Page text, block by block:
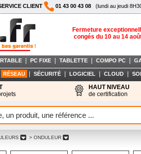
CLIENT 01 43 00 43 08 (lundi au jeudi
Fermeture
congés du 10 au 14
PC FIXE TABLETTE COMPO PC
RÉSEAU SÉCURITÉ LOGICIEL CLOUD
HAUT NIVEAU
de certification
> ONDULEUR